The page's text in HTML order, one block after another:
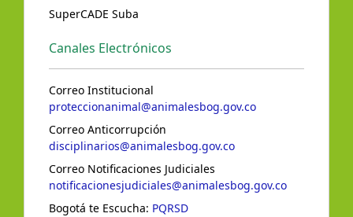
SuperCADE Suba
Canales Electrónicos
Correo Institucional
proteccionanimal@animalesbog.gov.co
Correo Anticorrupción
disciplinarios@animalesbog.gov.co
Correo Notificaciones Judiciales
notificacionesjudiciales@animalesbog.gov.co
Bogotá te Escucha: PQRSD